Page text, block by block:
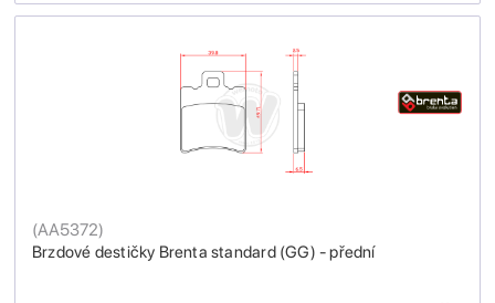
Brzdové destičky Brenta standard (GG) - přední
(AA5372)